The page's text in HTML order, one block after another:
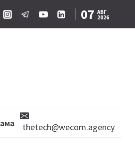
07 АВГ
2026
thetech@wecom.agency